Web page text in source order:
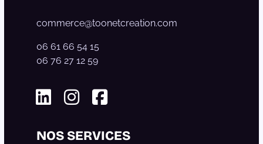
commerce@toonetcreation.com
06 61 66 54 15
06 76 27 12 59
NOS SERVICES